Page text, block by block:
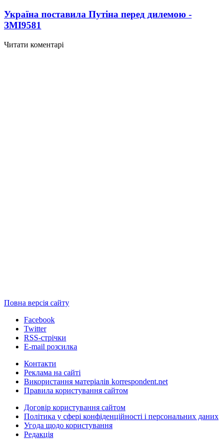
Україна поставила Путіна перед дилемою -
ЗМІ9581
Читати коментарі
Повна версія сайту
Facebook
Twitter
RSS-стрічки
E-mail розсилка
Контакти
Реклама на сайті
Використання матеріалів korrespondent.net
Правила користування сайтом
Договір користування сайтом
Політика у сфері конфіденційності і персональних даних
Угода щодо користування
Редакція